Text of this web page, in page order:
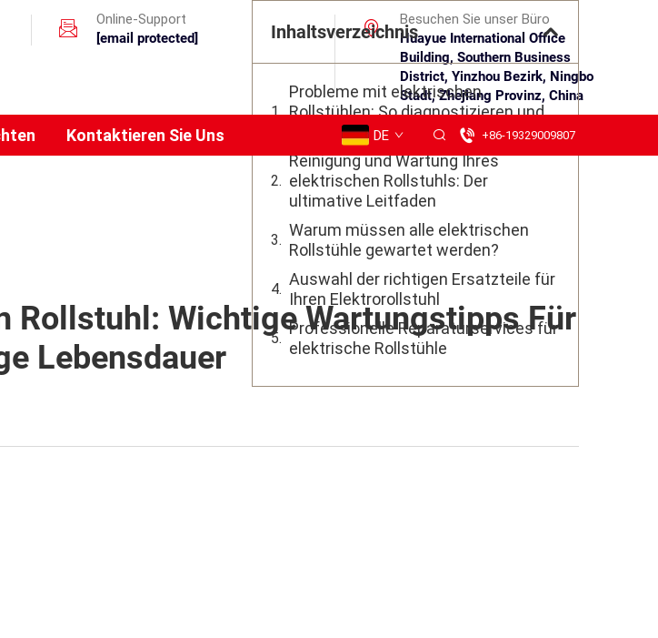
Online-Support
[email protected]
Besuchen Sie unser Büro
Huayue International Office
Building, Southern Business
District, Yinzhou Bezirk, Ningbo
Stadt, Zhejiang Provinz, China
Kontaktieren Sie Uns DE +86-19329009807
Rollstuhl: Wichtige Wartungstipps Für
Lebensdauer
Inhaltsverzeichnis
Probleme mit elektrischen
Rollstühlen: So diagnostizieren und
beheben Sie sie – Häufige Probleme
Reinigung und Wartung Ihres
elektrischen Rollstuhls: Der
ultimative Leitfaden
Warum müssen alle elektrischen
Rollstühle gewartet werden?
Auswahl der richtigen Ersatzteile für
Ihren Elektrorollstuhl
Professionelle Reparaturservices für
elektrische Rollstühle